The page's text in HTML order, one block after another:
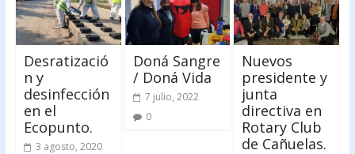
Desratizació
n y
desinfección
en el
Ecopunto.
3 agosto, 2020
Doná Sangre
/ Doná Vida
7 julio, 2022
0
Nuevos
presidente y
junta
directiva en
Rotary Club
de Cañuelas.